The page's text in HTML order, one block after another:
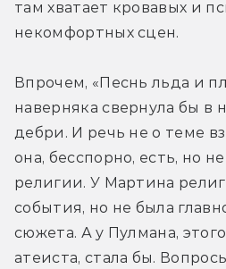
там хватает кровавых и
некомфортных сцен.
Впрочем, «Песнь льда и
наверняка свернула бы в
дебри. И речь не о теме
она, бесспорно, есть, но
религии. У Мартина
события, но не была
сюжета. А у Пулмана,
атеиста, стала бы.